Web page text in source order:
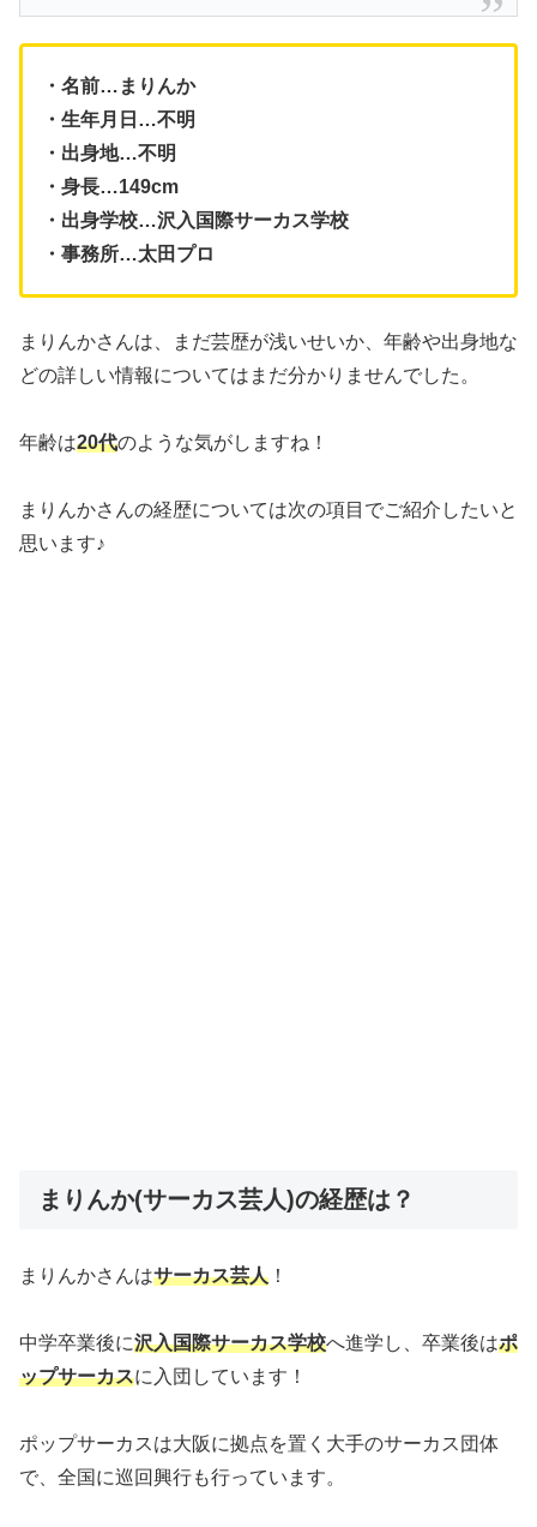
・名前…まりんか
・生年月日…不明
・出身地…不明
・身長…149cm
・出身学校…沢入国際サーカス学校
・事務所…太田プロ
まりんかさんは、まだ芸歴が浅いせいか、年齢や出身地な
どの詳しい情報についてはまだ分かりませんでした。
年齢は20代のような気がしますね！
まりんかさんの経歴については次の項目でご紹介したいと
思います♪
まりんか(サーカス芸人)の経歴は？
まりんかさんはサーカス芸人 ！
中学卒業後に沢入国際サーカス学校へ進学し、卒業後はポ
ップサーカスに入団しています！
ポップサーカスは大阪に拠点を置く大手のサーカス団体
で、全国に巡回興行も行っています。